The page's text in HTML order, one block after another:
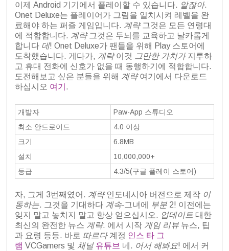
이제 Android 기기에서 플레이할 수 있습니다. 알잖아.
Onet Deluxe는 플레이어가 그림을 일치시켜 레벨을 완
료해야 하는 퍼즐 게임입니다. 계략그것은 모든 연령대
에 적합합니다. 계략그것은 두뇌를 교육하고 날카롭게
합니다 데! Onet Deluxe가 팬들을 위해 Play 스토어에
도착했습니다. 게다가, 계략이것 그만한 가치가지루하
고 휴대 전화에 신호가 없을 때 동행하기에 적합합니다.
도전해보고 싶은 분들을 위해 계략여기에서 다운로드
하십시오 여기 .
개발자
Paw-App 스튜디오
최소 안드로이드
4.0 이상
크기
6.8MB
설치
10,000,000+
등급
4.3/5(구글 플레이 스토어)
자, 그게 3번째였어. 계략인도네시아 버전으로 제작 이
동하는. 그것을 기대하다 계속-그녀에 부분 2! 이전에는
잊지 말고 놓치지 말고 항상 얻으십시오. 업데이트 대한
최신의 완전한 뉴스 계략. 에서 시작 게임 리뷰 뉴스, 팁
과 요령 등등. 바로 따르다계정 인스 타 그
램 VCGamers 및 채널 유튜브 네. 어서 해봐요! 에서 커